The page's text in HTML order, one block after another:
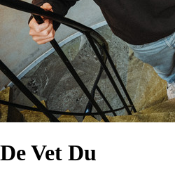
De Vet Du